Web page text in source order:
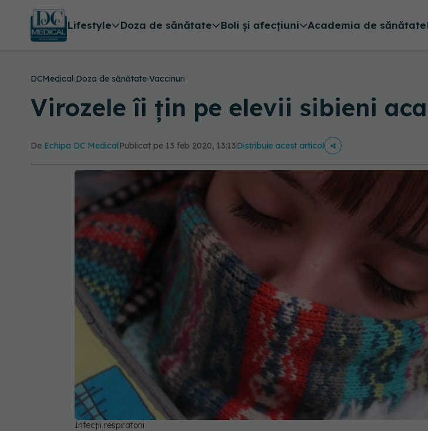
Lifestyle Doza de sănătate Boli și afecțiuni Academia de sănătate
DCMedical›Doza de sănătate›Vaccinuri
Virozele îi țin pe elevii sibieni
De Echipa DC Medical Publicat pe 13 feb 2020, 13:13Distribuie acest articol
Infecții respiratorii